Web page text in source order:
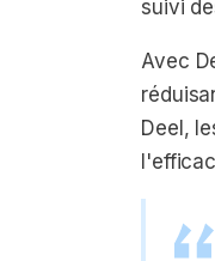
suivi
Avec
Deel,